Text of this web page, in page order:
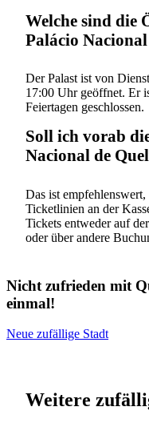
Welche sind die
Palácio
Der Palast ist von
17:00 Uhr geöffnet. Er
Feiertagen geschlossen.
Soll ich vorab
Nacional de
Das ist
Ticketlinien an der
Tickets entweder auf
oder über andere
Nicht zufrieden mit
einmal!
Neue zufällige Stadt
Weitere